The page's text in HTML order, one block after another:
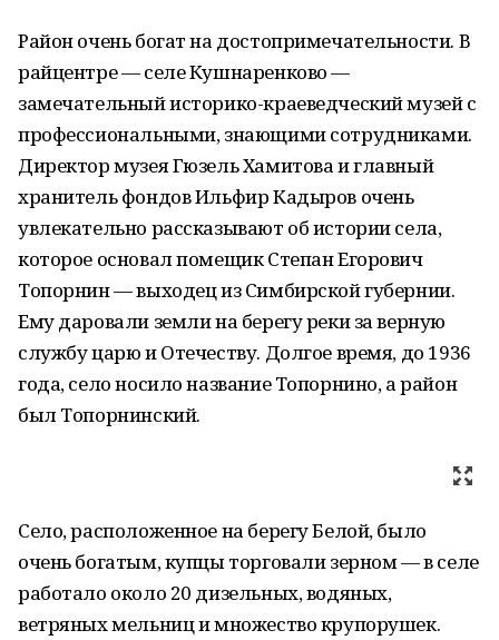
Район очень богат на достопримечательности. В
райцентре — селе Кушнаренково —
замечательный историко-краеведческий музей с
профессиональными, знающими сотрудниками.
Директор музея Гюзель Хамитова и главный
хранитель фондов Ильфир Кадыров очень
увлекательно рассказывают об истории села,
которое основал помещик Степан Егорович
Топорнин — выходец из Симбирской губернии.
Ему даровали земли на берегу реки за верную
службу царю и Отечеству. Долгое время, до 1936
года, село носило название Топорнино, а район
был Топорнинский.
Село, расположенное на берегу Белой, было
очень богатым, купцы торговали зерном — в селе
работало около 20 дизельных, водяных,
ветряных мельниц и множество крупорушек.